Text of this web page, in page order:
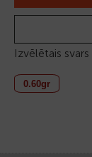
Izvēlētais svars
0.60gr